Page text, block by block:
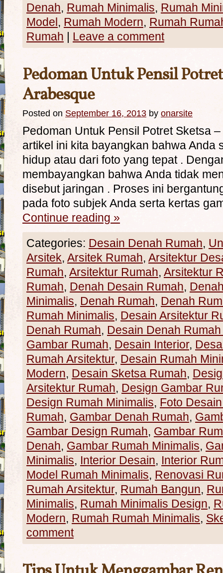
Denah, Rumah Minimalis, Rumah
Model, Rumah Modern, Rumah
Rumah | Leave a comment
Pedoman Untuk Pensil
Arabesque
Posted on September 16, 2013 by onarsite
Pedoman Untuk Pensil Potret Sketsa
artikel ini kita bayangkan bahwa Anda
hidup atau dari foto yang tepat .
membayangkan bahwa Anda tidak
disebut jaringan . Proses ini
pada foto subjek Anda serta kertas
Continue reading »
Categories: Desain Denah Rumah,
Arsitek, Arsitek Rumah, Arsitektur
Rumah, Arsitektur Rumah, Arsitektur
Rumah, Denah Desain Rumah,
Minimalis, Denah Rumah, Denah
Rumah Minimalis, Desain Arsitektur
Denah Rumah, Desain Denah
Gambar Rumah, Desain Interior,
Rumah Arsitektur, Desain Rumah
Modern, Desain Sketsa Rumah,
Arsitektur Rumah, Design Gambar
Design Rumah Minimalis, Foto
Rumah, Gambar Denah Rumah,
Gambar Design Rumah, Gambar
Denah, Gambar Rumah Minimalis,
Minimalis, Interior Desain, Interior
Model Rumah Minimalis, Renovasi
Rumah Arsitektur, Rumah Bangun,
Minimalis, Rumah Minimalis Design,
Modern, Rumah Rumah Minimalis,
comment